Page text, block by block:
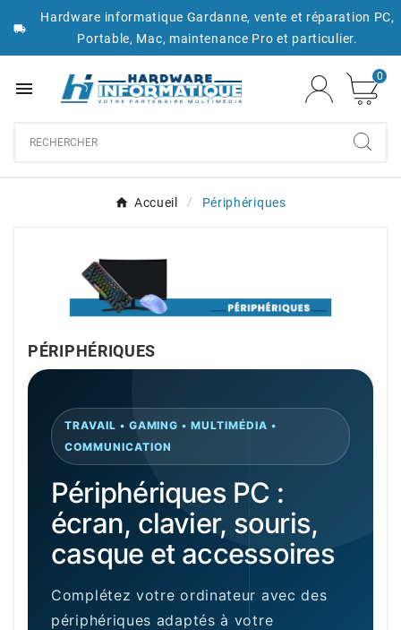

Hardware informatique Gardanne, vente et réparation PC,
Portable, Mac, maintenance Pro et particulier.

0
Accueil Périphériques
PÉRIPHÉRIQUES
TRAVAIL • GAMING • MULTIMÉDIA •
COMMUNICATION
Périphériques PC :
écran, clavier, souris,
casque et accessoires
Complétez votre ordinateur avec des
périphériques adaptés à votre